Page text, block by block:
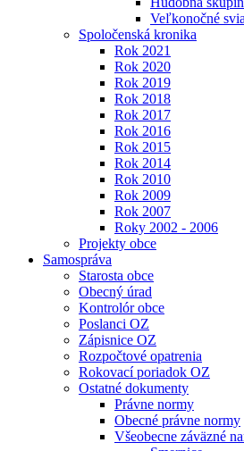
Veľkonočné
Spoločenská kronika
Rok 2021
Rok 2020
Rok 2019
Rok 2018
Rok 2017
Rok 2016
Rok 2015
Rok 2014
Rok 2010
Rok 2009
Rok 2007
Roky 2002 - 2006
Projekty obce
Samospráva
Starosta obce
Obecný úrad
Kontrolór obce
Poslanci OZ
Zápisnice OZ
Rozpočtové opatrenia
Rokovací poriadok OZ
Ostatné dokumenty
Právne normy
Obecné právne normy
Všeobecne záväzné